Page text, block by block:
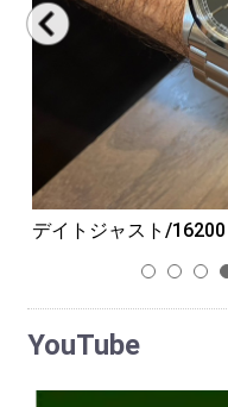
デイトジャスト/16200
1 2 3
YouTube